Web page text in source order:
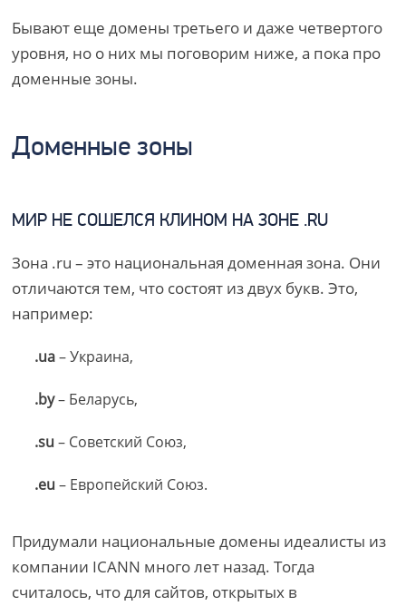
Бывают еще домены третьего и даже четвертого
уровня, но о них мы поговорим ниже, а пока про
доменные зоны.
Доменные зоны
МИР НЕ СОШЕЛСЯ КЛИНОМ НА ЗОНЕ .RU
Зона .ru – это национальная доменная зона. Они
отличаются тем, что состоят из двух букв. Это,
например:
.ua– Украина,
.by– Беларусь,
.su – Советский Союз,
.eu – Европейский Союз.
Придумали национальные домены идеалисты из
компании ICANN много лет назад. Тогда
считалось, что для сайтов, открытых в